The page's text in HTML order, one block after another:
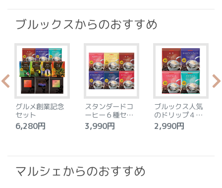
ブルックスからのおすすめ
グルメ創業記念
セット
6,280円
スタンダードコ
ーヒー６種セッ
ト
3,990円
ブルックス人気
のドリップ４種
セット
2,990円
マルシェからのおすすめ